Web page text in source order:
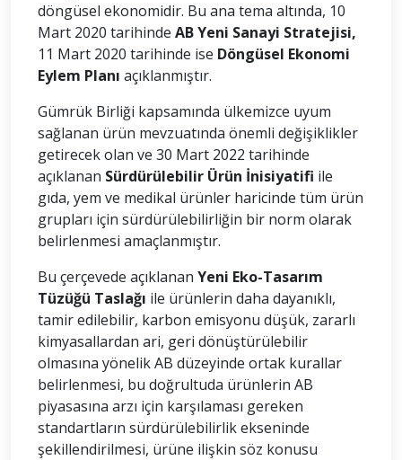
döngüsel ekonomidir. Bu ana tema altında, 10
Mart 2020 tarihinde AB Yeni Sanayi Stratejisi,
11 Mart 2020 tarihinde ise Döngüsel Ekonomi
Eylem Planı açıklanmıştır.
Gümrük Birliği kapsamında ülkemizce uyum
sağlanan ürün mevzuatında önemli değişiklikler
getirecek olan ve 30 Mart 2022 tarihinde
açıklanan Sürdürülebilir Ürün İnisiyatifi ile
gıda, yem ve medikal ürünler haricinde tüm ürün
grupları için sürdürülebilirliğin bir norm olarak
belirlenmesi amaçlanmıştır.
Bu çerçevede açıklanan Yeni Eko-Tasarım
Tüzüğü Taslağı ile ürünlerin daha dayanıklı,
tamir edilebilir, karbon emisyonu düşük, zararlı
kimyasallardan ari, geri dönüştürülebilir
olmasına yönelik AB düzeyinde ortak kurallar
belirlenmesi, bu doğrultuda ürünlerin AB
piyasasına arzı için karşılaması gereken
standartların sürdürülebilirlik ekseninde
şekillendirilmesi, ürüne ilişkin söz konusu